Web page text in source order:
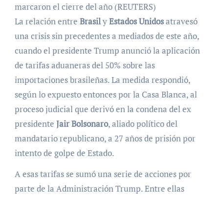
marcaron el cierre del año (REUTERS)
La relación entre BrasilyEstados Unidosatravesó
una crisis sin precedentes a mediados de este año,
cuando el presidente Trump anunció la aplicación
de tarifas aduaneras del 50% sobre las
importaciones brasileñas. La medida respondió,
según lo expuesto entonces por la Casa Blanca, al
proceso judicial que derivó en la condena del ex
presidente Jair Bolsonaro, aliado político del
mandatario republicano, a 27 años de prisión por
intento de golpe de Estado.
A esas tarifas se sumó una serie de acciones por
parte de la Administración Trump. Entre ellas